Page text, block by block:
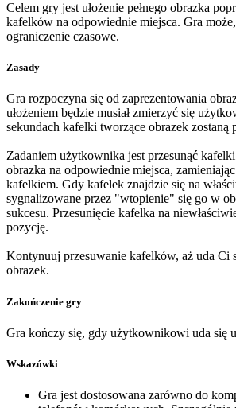
Celem gry jest ułożenie pełnego obrazka
kafelków na odpowiednie miejsca. Gra
ograniczenie czasowe.
Zasady
Gra rozpoczyna się od zaprezentowania
ułożeniem będzie musiał zmierzyć się
sekundach kafelki tworzące obrazek zostaną
Zadaniem użytkownika jest przesunąć
obrazka na odpowiednie miejsca,
kafelkiem. Gdy kafelek znajdzie się na
sygnalizowane przez "wtopienie" się go w
sukcesu. Przesunięcie kafelka na
pozycję.
Kontynuuj przesuwanie kafelków, aż uda Ci
obrazek.
Zakończenie gry
Gra kończy się, gdy użytkownikowi uda się
Wskazówki
Gra jest dostosowana zarówno do